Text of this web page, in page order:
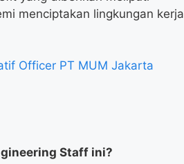
menciptakan lingkungan kerja
Officer PT MUM Jakarta
Staff ini?